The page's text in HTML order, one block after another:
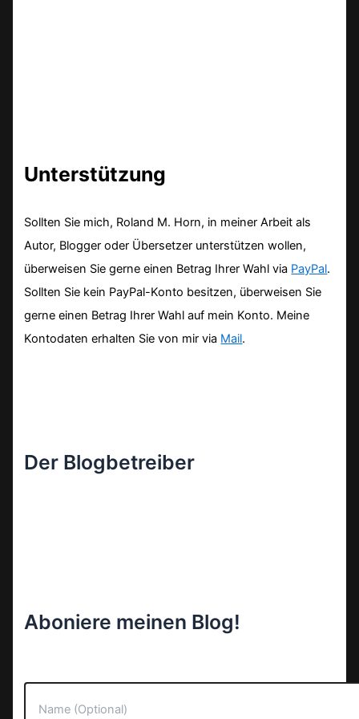
Unterstützung
Sollten Sie mich, Roland M. Horn, in meiner Arbeit als
Autor, Blogger oder Übersetzer unterstützen wollen,
überweisen Sie gerne einen Betrag Ihrer Wahl via PayPal.
Sollten Sie kein PayPal-Konto besitzen, überweisen Sie
gerne einen Betrag Ihrer Wahl auf mein Konto. Meine
Kontodaten erhalten Sie von mir via Mail.
Der Blogbetreiber
Aboniere meinen Blog!